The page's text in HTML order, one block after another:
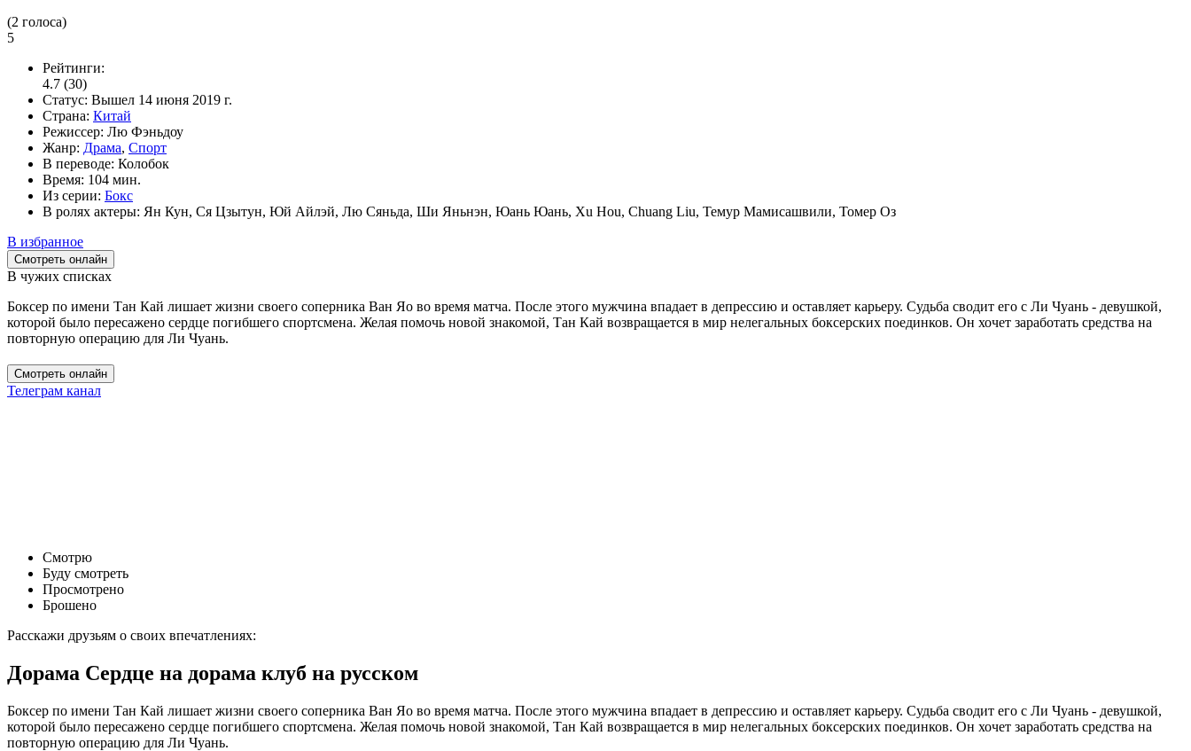
(2 голоса)
5
Рейтинги:
4.7 (30)
Статус: Вышел 14 июня 2019 г.
Страна: Китай
Режиссер: Лю Фэньдоу
Жанр: Драма, Спорт
В переводе: Колобок
Время: 104 мин.
Из серии: Бокс
В ролях актеры: Ян Кун, Ся Цзытун, Юй Айлэй, Лю Сяньда, Ши Яньнэн, Юань Юань, Xu Hou, Chuang Liu, Темур Мамисашвили, Томер Оз
В избранное
Смотреть онлайн
В чужих списках
Боксер по имени Тан Кай лишает жизни своего соперника Ван Яо во время матча. После этого мужчина впадает в депрессию и оставляет карьеру. Судьба сводит его с Ли Чуань - девушкой,
которой было пересажено сердце погибшего спортсмена. Желая помочь новой знакомой, Тан Кай возвращается в мир нелегальных боксерских поединков. Он хочет заработать средства на
повторную операцию для Ли Чуань.
Смотреть онлайн
Телеграм канал
Смотрю
Буду смотреть
Просмотрено
Брошено
Расскажи друзьям о своих впечатлениях:
Дорама Сердце на дорама клуб на русском
Боксер по имени Тан Кай лишает жизни своего соперника Ван Яо во время матча. После этого мужчина впадает в депрессию и оставляет карьеру. Судьба сводит его с Ли Чуань - девушкой,
которой было пересажено сердце погибшего спортсмена. Желая помочь новой знакомой, Тан Кай возвращается в мир нелегальных боксерских поединков. Он хочет заработать средства на
повторную операцию для Ли Чуань.